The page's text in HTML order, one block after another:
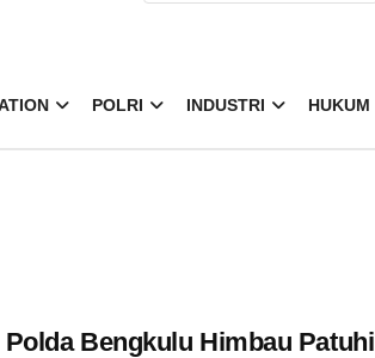
POLRI INDUSTRI HUKUM
Bengkulu Himbau Patuhi